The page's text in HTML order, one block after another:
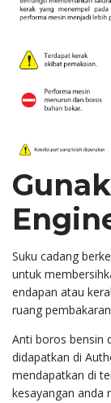
Suku cadang
untuk
endapan atau
ruang
Anti boros bensin
didapatkan di
mendapatkan di
kesayangan anda